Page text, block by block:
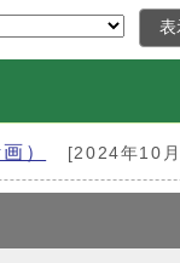
表
） [2024年10